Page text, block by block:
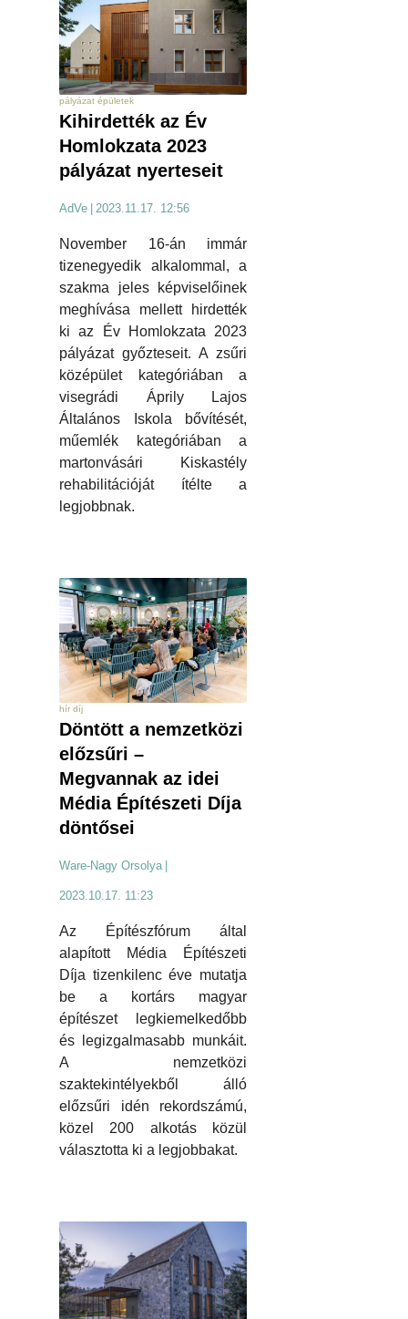
pályázat épületek
Kihirdették az Év
Homlokzata 2023
pályázat nyerteseit
AdVe 2023.11.17. 12:56
November 16-án immár
tizenegyedik alkalommal, a
szakma jeles képviselőinek
meghívása mellett hirdették
ki az Év Homlokzata 2023
pályázat győzteseit. A zsűri
középület kategóriában a
visegrádi Áprily Lajos
Általános Iskola bővítését,
műemlék kategóriában a
martonvásári Kiskastély
rehabilitációját ítélte a
legjobbnak.
hír díj
Döntött a nemzetközi
előzsűri –
Megvannak az idei
Média Építészeti Díja
döntősei
Ware-Nagy Orsolya
2023.10.17. 11:23
Az Építészfórum által
alapított Média Építészeti
Díja tizenkilenc éve mutatja
be a kortárs magyar
építészet legkiemelkedőbb
és legizgalmasabb munkáit.
A nemzetközi
szaktekintélyekből álló
előzsűri idén rekordszámú,
közel 200 alkotás közül
választotta ki a legjobbakat.